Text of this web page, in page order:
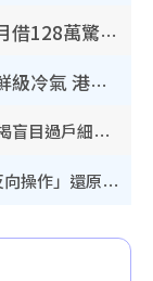
銀行高層戀上水療女技師！兩個月借128萬驚覺「沉船」沉落火海 揭背後疑似邪教操控賣淫
內地客歎港人唔識老！揭港鐵保鮮級冷氣 港人求放過：咪投訴
牙線棒亂用隨時越清越污糟！牙醫驚揭盲目過戶細菌恐致蛀牙：呢種先係日常真保養
WhatsApp預設貼圖點刪？揭1招「反向操作」還原簡潔介面 附3步實測教學